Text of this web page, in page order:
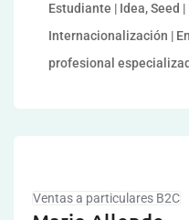
Estudiante | Idea, Seed
Internacionalización |
profesional
Ventas a particulares B2C